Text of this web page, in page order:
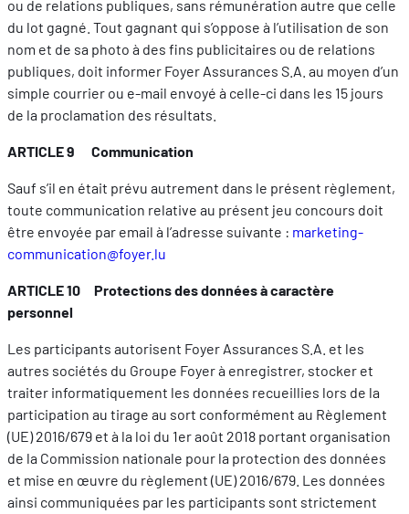
ou de relations publiques, sans rémunération autre que celle
du lot gagné. Tout gagnant qui s’oppose à l’utilisation de son
nom et de sa photo à des fins publicitaires ou de relations
publiques, doit informer Foyer Assurances S.A. au moyen d’un
simple courrier ou e-mail envoyé à celle-ci dans les 15 jours
de la proclamation des résultats.
ARTICLE 9 Communication
Sauf s’il en était prévu autrement dans le présent règlement,
toute communication relative au présent jeu concours doit
être envoyée par email à l’adresse suivante : marketing-
communication@foyer.lu
ARTICLE 10 Protections des données à caractère
personnel
Les participants autorisent Foyer Assurances S.A. et les
autres sociétés du Groupe Foyer à enregistrer, stocker et
traiter informatiquement les données recueillies lors de la
participation au tirage au sort conformément au Règlement
(UE) 2016/679 et à la loi du 1er août 2018 portant organisation
de la Commission nationale pour la protection des données
et mise en œuvre du règlement (UE) 2016/679. Les données
ainsi communiquées par les participants sont strictement